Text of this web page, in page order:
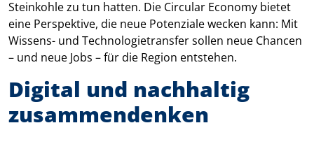
Steinkohle zu tun hatten. Die Circular Economy bietet
eine Perspektive, die neue Potenziale wecken kann: Mit
Wissens- und Technologietransfer sollen neue Chancen
– und neue Jobs – für die Region entstehen.
Digital und nachhaltig
zusammendenken